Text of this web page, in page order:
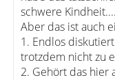
schwere
Aber das ist auch
1. Endlos
trotzdem nicht zu
2. Gehört das hier